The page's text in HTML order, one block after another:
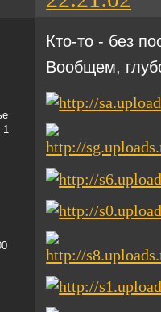
Кто-то - без
Вообщем,